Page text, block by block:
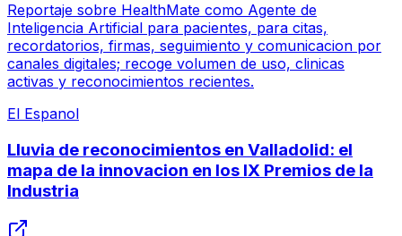
Reportaje sobre HealthMate como Agente de
Inteligencia Artificial para pacientes, para citas,
recordatorios, firmas, seguimiento y comunicacion por
canales digitales; recoge volumen de uso, clinicas
activas y reconocimientos recientes.
El Espanol
Lluvia de reconocimientos en Valladolid: el
mapa de la innovacion en los IX Premios de la
Industria